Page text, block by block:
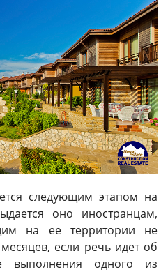
следующим этапом на
оно иностранцам,
на ее территории не
если речь идет об
выполнения одного из